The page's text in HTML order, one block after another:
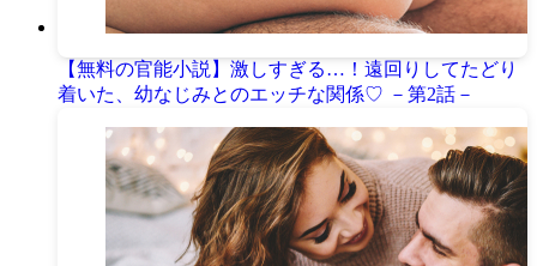
【無料の官能小説】激しすぎる…！遠回りしてたどり
着いた、幼なじみとのエッチな関係♡ －第2話－